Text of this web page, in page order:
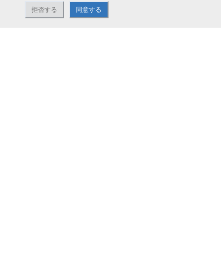
拒否する 同意する